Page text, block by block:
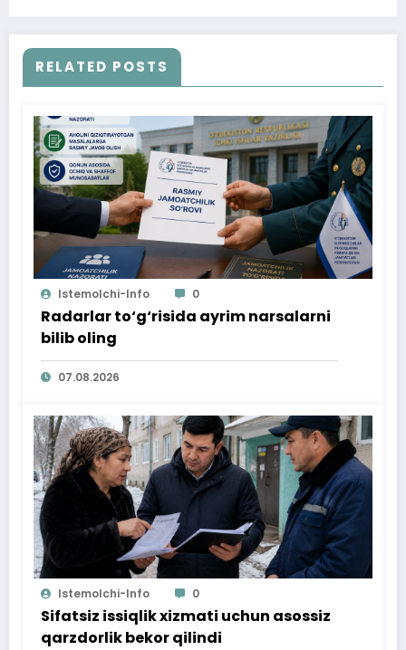
RELATED POSTS
Istemolchi-Info 0
Radarlar to‘g‘risida ayrim narsalarni
bilib oling
07.08.2026
Istemolchi-Info 0
Sifatsiz issiqlik xizmati uchun asossiz
qarzdorlik bekor qilindi